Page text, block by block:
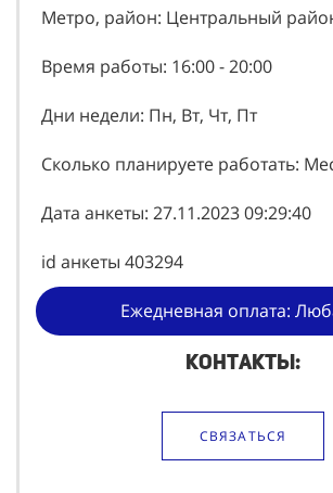
Метро, район: Центральный
Время работы: 16:00 - 20:00
Дни недели: Пн, Вт, Чт, Пт
Сколько планируете работать:
Дата анкеты: 27.11.2023 09:29:40
id анкеты 403294
Ежедневная оплата:
Контакты:
СВЯЗАТЬСЯ